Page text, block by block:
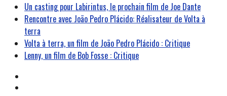
Un casting pour Labirintus, le prochain film de Joe Dante
Rencontre avec João Pedro Plácido: Réalisateur de Volta à
terra
Volta à terra, un film de João Pedro Plácido : Critique
Lenny, un film de Bob Fosse : Critique